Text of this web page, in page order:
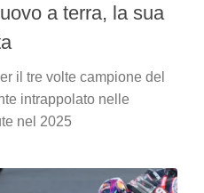
a terra, la sua
il tre volte campione del
intrappolato nelle
nel 2025